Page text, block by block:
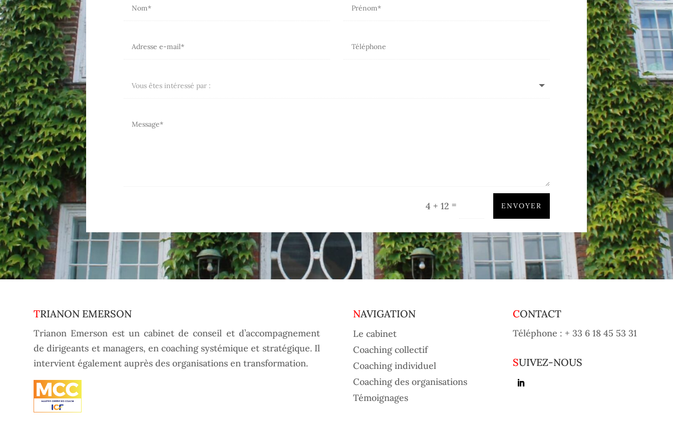
4 + 12 = ENVOYER
TRIANON EMERSON
Trianon Emerson est un cabinet de conseil et d’accompagnement
de dirigeants et managers, en coaching systémique et stratégique. Il
intervient également auprès des organisations en transformation.
NAVIGATION
Le cabinet
Coaching collectif
Coaching individuel
Coaching des organisations
Témoignages
CONTACT
Téléphone :+ 33 6 18 45 53 31
SUIVEZ-NOUS